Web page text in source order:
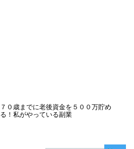
７０歳までに老後資金を５００万貯め
る！私がやっている副業